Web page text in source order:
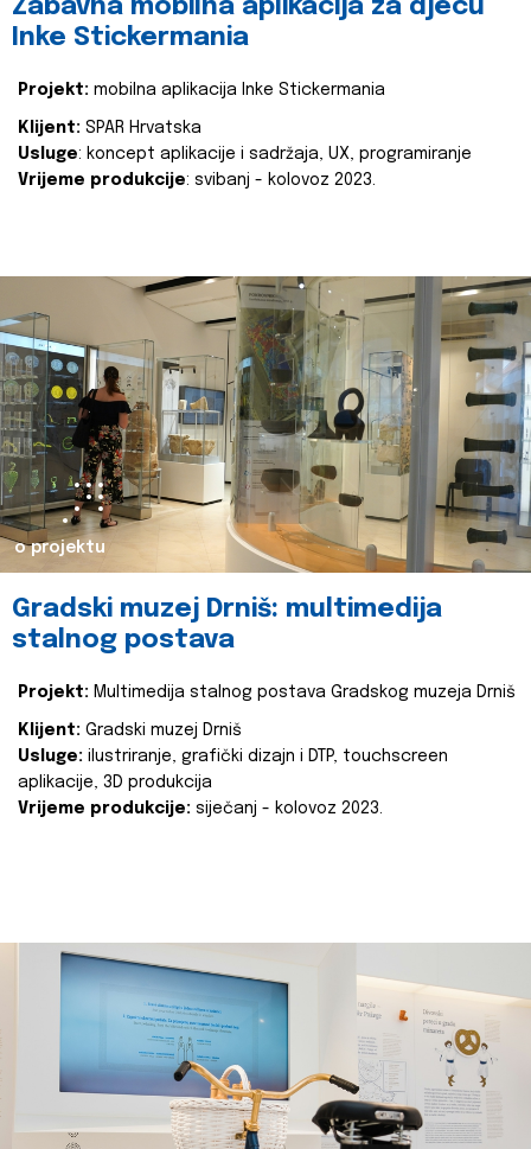
Zabavna mobilna aplikacija za djecu
Inke Stickermania
Projekt: mobilna aplikacija Inke Stickermania
Klijent: SPAR Hrvatska
Usluge: koncept aplikacije i sadržaja, UX, programiranje
Vrijeme produkcije: svibanj - kolovoz 2023.
o projektu
Gradski muzej Drniš: multimedija
stalnog postava
Projekt: Multimedija stalnog postava Gradskog muzeja Drniš
Klijent: Gradski muzej Drniš
Usluge: ilustriranje, grafički dizajn i DTP, touchscreen
aplikacije, 3D produkcija
Vrijeme produkcije: siječanj - kolovoz 2023.